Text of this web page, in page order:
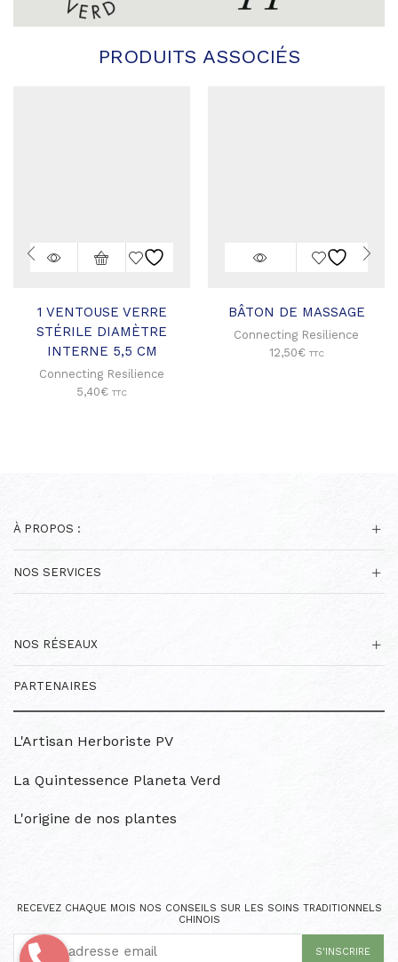
PRODUITS ASSOCIÉS
1 VENTOUSE VERRE
STÉRILE DIAMÈTRE
INTERNE 5,5 CM
Connecting Resilience
5,40€ TTC
BÂTON DE MASSAGE
Connecting Resilience
12,50€ TTC
À PROPOS :
NOS SERVICES
NOS RÉSEAUX
PARTENAIRES
L'Artisan Herboriste PV
La Quintessence Planeta Verd
L'origine de nos plantes
RECEVEZ CHAQUE MOIS NOS CONSEILS SUR LES SOINS TRADITIONNELS
CHINOIS